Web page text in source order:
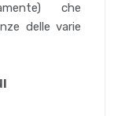
che
delle varie